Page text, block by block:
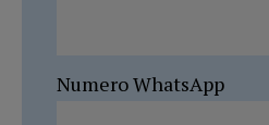
Numero WhatsApp